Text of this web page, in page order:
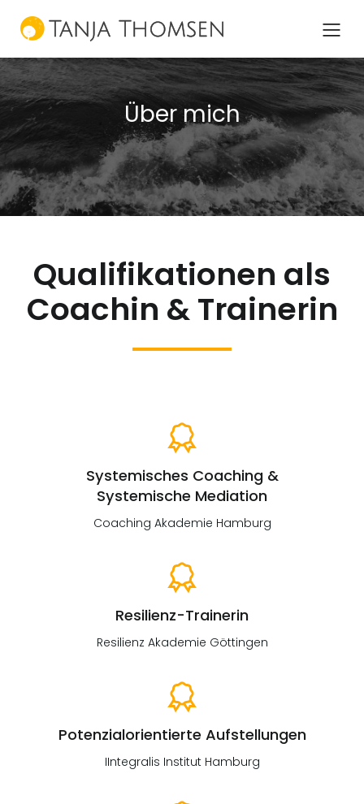
Über mich
Qualifikationen als
Coachin & Trainerin
Systemisches Coaching &
Systemische Mediation
Coaching Akademie Hamburg
Resilienz-Trainerin
Resilienz Akademie Göttingen
Potenzialorientierte Aufstellungen
IIntegralis Institut Hamburg